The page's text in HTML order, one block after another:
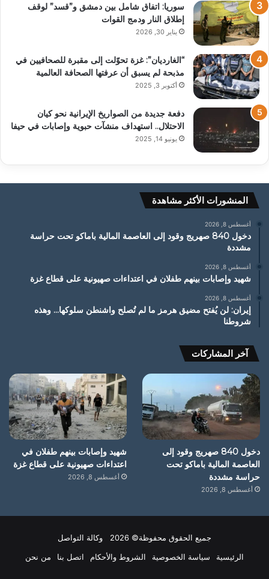
سوريا: اتفاق شامل بين دمشق و”قسد” لوقف
إطلاق النار ودمج القوات
يناير 30, 2026
“الغارديان”: غزة تحوّلت إلى مقبرة للصحافيين في
مذبحة لم يسبق أن عرفتها الصحافة العالمية
أكتوبر 3, 2025
دفعة جديدة من الصواريخ الإيرانية نحو كيان
الاحتلال.. استهداف منشآت حبوية وإصابات في حيفا
يونيو 14, 2025
المنشورات الأكثر مشاهدة
أغسطس 8, 2026
دخول 840 صهريج وقود إلى العاصمة المالية باماكو تحت حراسة
مشددة
أغسطس 8, 2026
شهيد وإصابات بينهم طفلان في اعتداءات صهيونية على قطاع غزة
أغسطس 8, 2026
إيران: لن يُفتح مضيق هرمز ما لم تُصلح واشنطن سلوكها… وهذه
شروطنا
آخر المشاركات
دخول 840 صهريج وقود إلى
العاصمة المالية باماكو تحت
حراسة مشددة
أغسطس 8, 2026
شهيد وإصابات بينهم طفلان في
اعتداءات صهيونية على قطاع غزة
أغسطس 8, 2026
جميع الحقوق محفوظة© 2026 وكالة التواصل
الرئيسية
سياسة الخصوصية الشروط والأحكام اتصل بنا من نحن